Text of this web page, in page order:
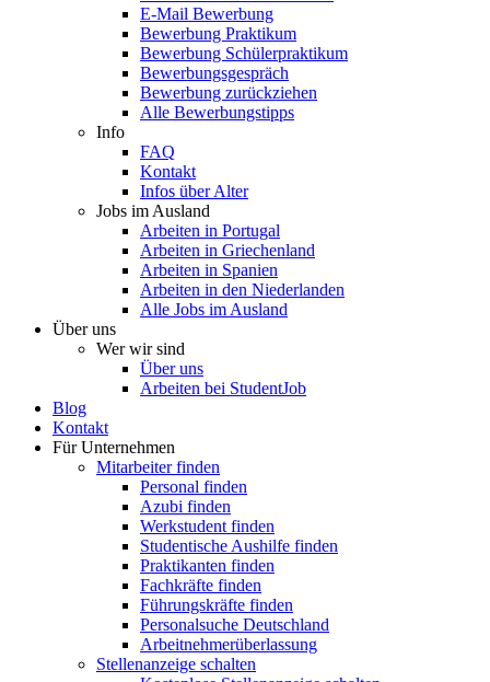
E-Mail Bewerbung
Bewerbung Praktikum
Bewerbung Schülerpraktikum
Bewerbungsgespräch
Bewerbung zurückziehen
Alle Bewerbungstipps
Info
FAQ
Kontakt
Infos über Alter
Jobs im Ausland
Arbeiten in Portugal
Arbeiten in Griechenland
Arbeiten in Spanien
Arbeiten in den Niederlanden
Alle Jobs im Ausland
Über uns
Wer wir sind
Über uns
Arbeiten bei StudentJob
Blog
Kontakt
Für Unternehmen
Mitarbeiter finden
Personal finden
Azubi finden
Werkstudent finden
Studentische Aushilfe finden
Praktikanten finden
Fachkräfte finden
Führungskräfte finden
Personalsuche Deutschland
Arbeitnehmerüberlassung
Stellenanzeige schalten